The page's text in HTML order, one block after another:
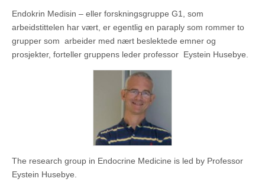
Endokrin Medisin – eller forskningsgruppe G1, som
arbeidstittelen har vært, er egentlig en paraply som rommer to
grupper som arbeider med nært beslektede emner og
prosjekter, forteller gruppens leder professor Eystein Husebye.
The research group in Endocrine Medicine is led by Professor
Eystein Husebye.